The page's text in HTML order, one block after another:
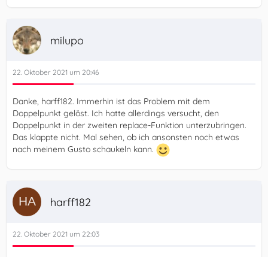
milupo
22. Oktober 2021 um 20:46
Danke, harff182. Immerhin ist das Problem mit dem
Doppelpunkt gelöst. Ich hatte allerdings versucht, den
Doppelpunkt in der zweiten replace-Funktion unterzubringen.
Das klappte nicht. Mal sehen, ob ich ansonsten noch etwas
nach meinem Gusto schaukeln kann.
harff182
22. Oktober 2021 um 22:03